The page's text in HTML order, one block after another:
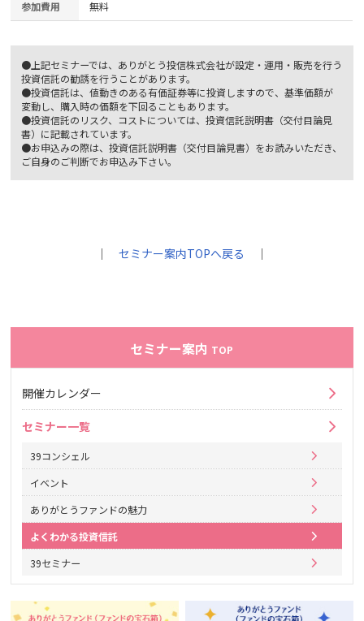
参加費用 無料
●上記セミナーでは、ありがとう投信株式会社が設定・運用・販売を行う
投資信託の勧誘を行うことがあります。
●投資信託は、値動きのある有価証券等に投資しますので、基準価額が
変動し、購入時の価額を下回ることもあります。
●投資信託のリスク、コストについては、投資信託説明書（交付目論見
書）に記載されています。
●お申込みの際は、投資信託説明書（交付目論見書）をお読みいただき、
ご自身のご判断でお申込み下さい。
｜セミナー案内TOPへ戻る ｜
セミナー案内 TOP
開催カレンダー
セミナー一覧
39コンシェル
イベント
ありがとうファンドの魅力
よくわかる投資信託
39セミナー